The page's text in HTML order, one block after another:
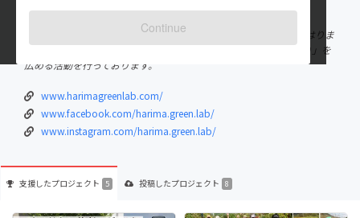
Continue
出身国：日本 出身地：広島県
はじめまして、播磨地域のみどりに関わる活動を応援している 「はりま
グリーンラボ（Harima-Green-Lab）です。 私達は様々な「みどり」を
広める活動を行っております。
www.harimagreenlab.com/
www.facebook.com/harima.green.lab/
www.instagram.com/harima.green.lab/
支援したプロジェクト 5 投稿したプロジェクト 8